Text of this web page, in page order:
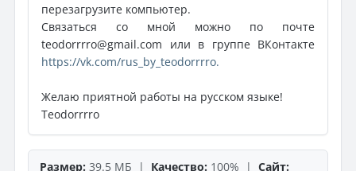
перезагрузите компьютер.
Связаться со мной можно по почте
teodorrrro@gmail.com или в группе ВКонтакте
https://vk.com/rus_by_teodorrrro.
Желаю приятной работы на русском языке!
Teodorrrro
Размер: 39.5 МБ | Качество: 100% | Сайт: